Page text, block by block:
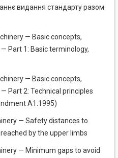
видання стандарту разом
— Basic concepts,
Part 1: Basic terminology,
— Basic concepts,
Part 2: Technical principles
A1:1995)
— Safety distances to
by the upper limbs
— Minimum gaps to avoid